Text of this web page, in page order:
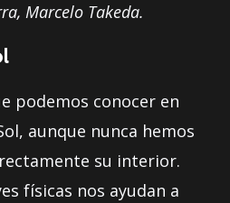
Marcelo Takeda.
podemos conocer en
aunque nunca hemos
su interior.
físicas nos ayudan a